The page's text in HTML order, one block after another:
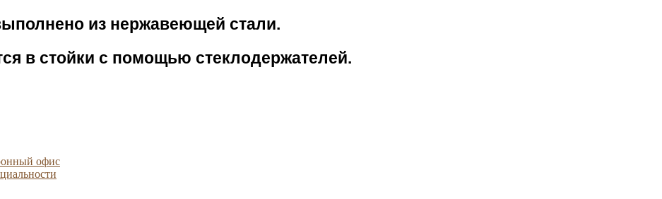
из нержавеющей стали.
в стойки с помощью стеклодержателей.
офис